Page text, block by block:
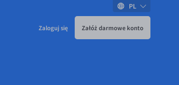
Zaloguj się Załóż darmowe konto
PL